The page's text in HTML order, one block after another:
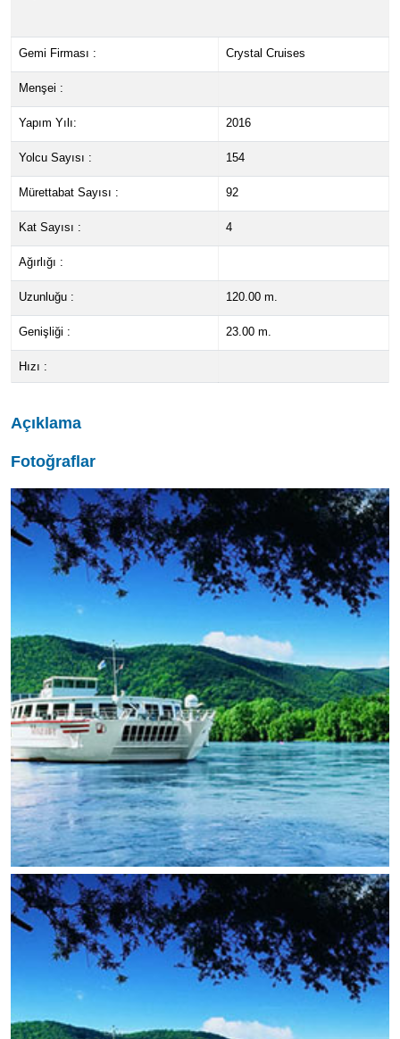
Gemi Firması : Crystal Cruises
Menşei :
Yapım Yılı: 2016
Yolcu Sayısı : 154
Mürettabat Sayısı : 92
Kat Sayısı : 4
Ağırlığı :
Uzunluğu : 120.00 m.
Genişliği : 23.00 m.
Hızı :
Açıklama
Fotoğraflar